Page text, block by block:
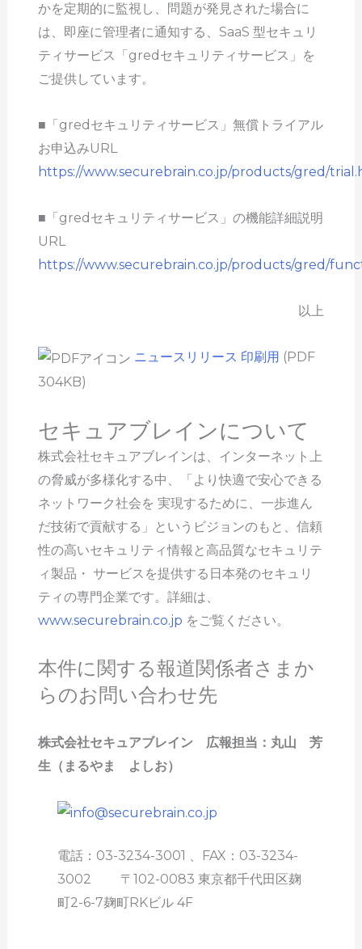
かを定期的に監視し、問題が発見された場合に
は、即座に管理者に通知する、SaaS 型セキュリ
ティサービス「gredセキュリティサービス」を
ご提供しています。
■「gredセキュリティサービス」無償トライアル
お申込みURL
https://www.securebrain.co.jp/products/gred/
■「gredセキュリティサービス」の機能詳細説明
URL
https://www.securebrain.co.jp/products/gred/
以上
ニュースリリース 印刷用 (PDF
304KB)
セキュアブレインについて
株式会社セキュアブレインは、インターネット上
の脅威が多様化する中、「より快適で安心できる
ネットワーク社会を 実現するために、一歩進ん
だ技術で貢献する」というビジョンのもと、信頼
性の高いセキュリティ情報と高品質なセキュリテ
ィ製品・ サービスを提供する日本発のセキュリ
ティの専門企業です。詳細は、
www.securebrain.co.jp をご覧ください。
本件に関する報道関係者さまか
らのお問い合わせ先
株式会社セキュアブレイン 広報担当：丸山 芳
生（まるやま よしお）
電話：03-3234-3001 、FAX：03-3234-
3002 〒102-0083 東京都千代田区麹
町2-6-7麹町RKビル 4F